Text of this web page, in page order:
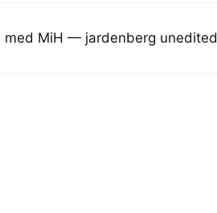
med MiH — jardenberg unedited